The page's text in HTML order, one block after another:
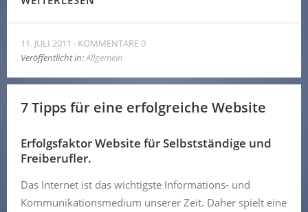
11. JULI 2011
KOMMENTARE 0
Veröffentlicht in:Allgemein
7 Tipps für eine erfolgreiche Website
Erfolgsfaktor Website für Selbstständige und
Freiberufler.
Das Internet ist das wichtigste Informations- und
Kommunikationsmedium unserer Zeit. Daher spielt eine